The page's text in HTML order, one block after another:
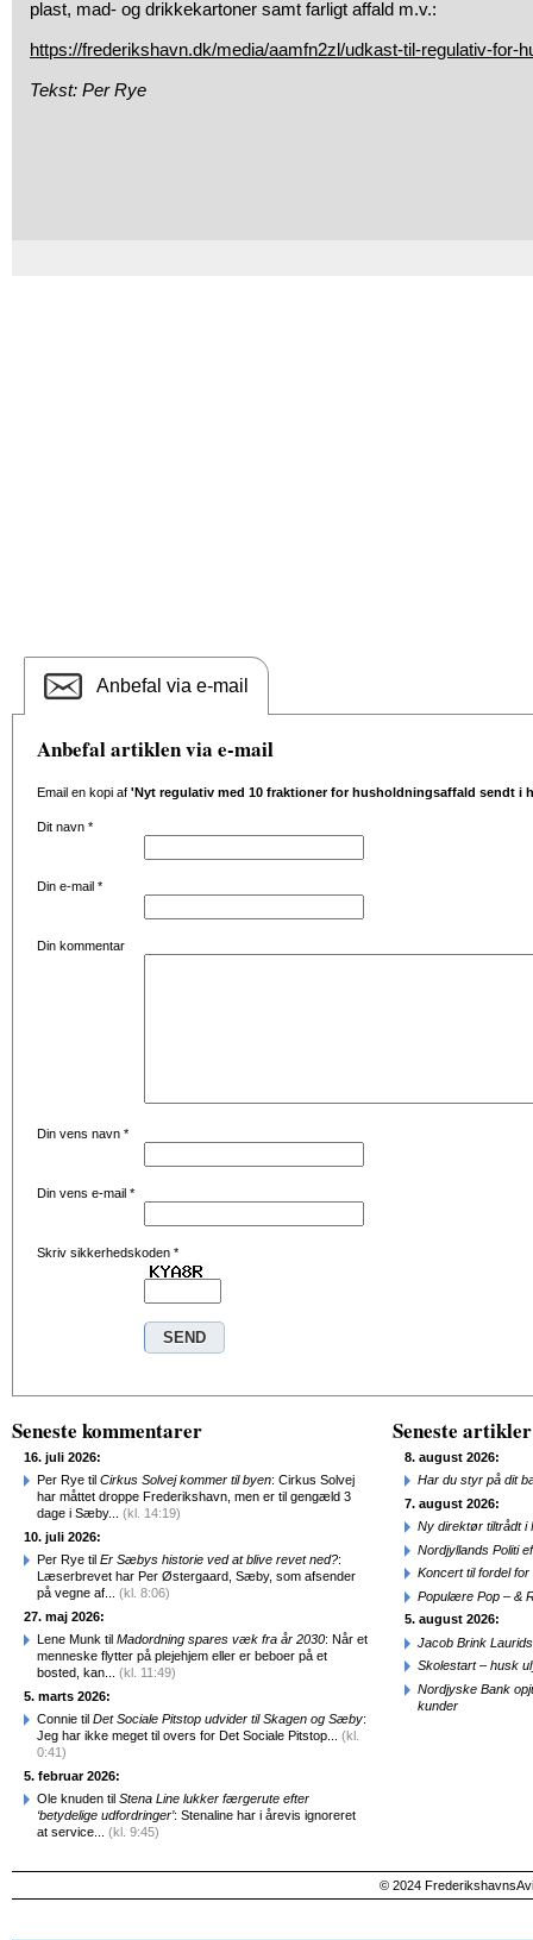
plast, mad- og drikkekartoner samt farligt affald m.v.:
https://frederikshavn.dk/media/aamfn2zl/udkast-til-regulativ-for-
Tekst: Per Rye
Anbefal via e-mail
Anbefal artiklen via e-mail
Email en kopi af 'Nyt regulativ med 10 fraktioner for husholdningsaffald sendt i
Dit navn *
Din e-mail *
Din kommentar
Din vens navn *
Din vens e-mail *
Skriv sikkerhedskoden *
Seneste kommentarer
16. juli 2026:
Per Rye til Cirkus Solvej kommer til byen: Cirkus Solvej
har måttet droppe Frederikshavn, men er til gengæld 3
dage i Sæby... (kl. 14:19)
10. juli 2026:
Per Rye til Er Sæbys historie ved at blive revet ned?:
Læserbrevet har Per Østergaard, Sæby, som afsender
på vegne af... (kl. 8:06)
27. maj 2026:
Lene Munk til Madordning spares væk fra år 2030: Når et
menneske flytter på plejehjem eller er beboer på et
bosted, kan... (kl. 11:49)
5. marts 2026:
Connie til Det Sociale Pitstop udvider til Skagen og Sæby:
Jeg har ikke meget til overs for Det Sociale Pitstop... (kl.
0:41)
5. februar 2026:
Ole knuden til Stena Line lukker færgerute efter
‘betydelige udfordringer’: Stenaline har i årevis ignoreret
at service... (kl. 9:45)
Seneste artikler
8. august 2026:
Har du styr på dit
7. august 2026:
Ny direktør tiltrådt i
Nordjyllands Politi
Koncert til fordel
Populære Pop – &
5. august 2026:
Jacob Brink
Skolestart – husk
Nordjyske Bank
kunder
© 2024